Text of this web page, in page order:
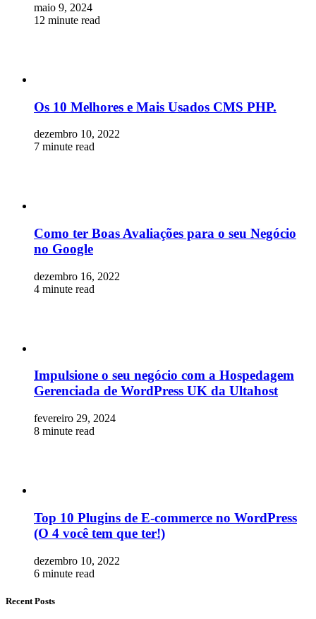
maio 9, 2024
12 minute read
Os 10 Melhores e Mais Usados CMS PHP.
dezembro 10, 2022
7 minute read
Como ter Boas Avaliações para o seu Negócio
no Google
dezembro 16, 2022
4 minute read
Impulsione o seu negócio com a Hospedagem
Gerenciada de WordPress UK da Ultahost
fevereiro 29, 2024
8 minute read
Top 10 Plugins de E-commerce no WordPress
(O 4 você tem que ter!)
dezembro 10, 2022
6 minute read
Recent Posts